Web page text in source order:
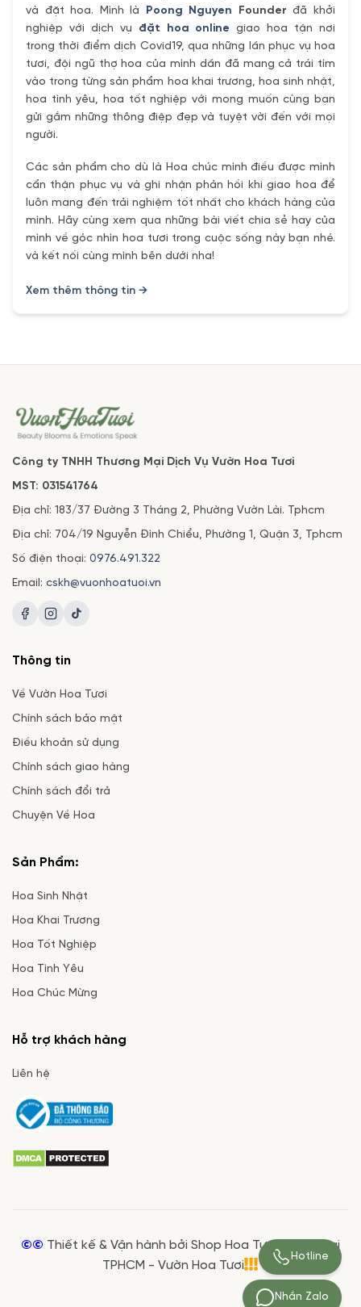
và đặt hoa. Mình là
Poong Nguyen Founder đã khởi
nghiệp với dịch vụ đặt hoa online giao hoa tận nơi
trong thời điểm dịch Covid19, qua những lần phục vụ hoa
tươi, đội ngũ thợ hoa của mình dần đã mang cả trái tím
vào trong từng sản phẩm hoa khai trương, hoa sinh nhật,
hoa tình yêu, hoa tốt nghiệp với mong muốn cùng bạn
gửi gắm những thông điệp đẹp và tuyệt vời đến với mọi
người.
Các sản phẩm cho dù là Hoa chúc mình điều được mình
cẩn thận phục vụ và ghi nhận phản hồi khi giao hoa để
luôn mang đến trải nghiệm tốt nhất cho khách hàng của
mình. Hãy cùng xem qua những bài viết chia sẻ hay của
mình về góc nhìn hoa tươi trong cuộc sống này bạn nhé.
và kết nối cùng mình bên dưới nha!
Xem thêm thông tin →
Công ty TNHH Thương Mại Dịch Vụ Vườn Hoa Tươi
MST: 031541764
Địa chỉ: 183/37 Đường 3 Tháng 2, Phường Vườn Lài. Tphcm
Địa chỉ: 704/19 Nguyễn Đình Chiểu, Phường 1, Quận 3, Tphcm
Số điện thoại: 0976.491.322
Email: cskh@vuonhoatuoi.vn
Thông tin
Về Vườn Hoa Tươi
Chính sách bảo mật
Điều khoản sử dụng
Chính sách giao hàng
Chính sách đổi trả
Chuyện Về Hoa
Sản Phẩm:
Hoa Sinh Nhật
Hoa Khai Trương
Hoa Tốt Nghiệp
Hoa Tình Yêu
Hoa Chúc Mừng
Hỗ trợ khách hàng
Liên hệ
©© Thiết kế & Vận hành bởi Shop Hoa Tươi Giá Rẻ tại
TPHCM - Vườn Hoa Tươi
Nhắn Zalo
Hotline